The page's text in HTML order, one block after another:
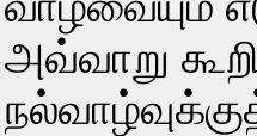
அவ்வாறு